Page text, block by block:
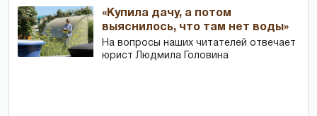
«Купила дачу, а потом
выяснилось, что там нет воды»
На вопросы наших читателей отвечает
юрист Людмила Головина